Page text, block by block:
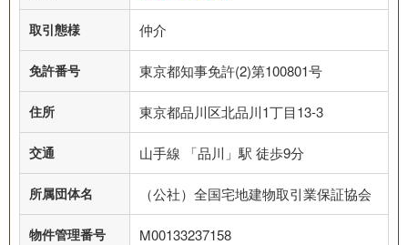
取引態様 仲介
免許番号 東京都知事免許(2)第100801号
住所 東京都品川区北品川1丁目13-3
交通 山手線 「品川」駅 徒歩9分
所属団体名 （公社）全国宅地建物取引業保証協会
物件管理番号 M00133237158